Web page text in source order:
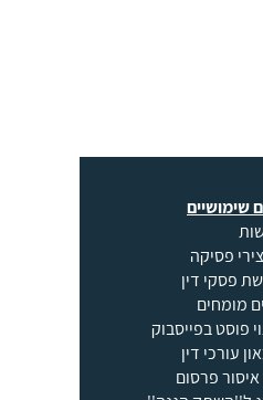
שימושיים
פסיקה
פסקי דין
מומחים
פוסט בפייסבוק
עורכי דין
איסור פרסום